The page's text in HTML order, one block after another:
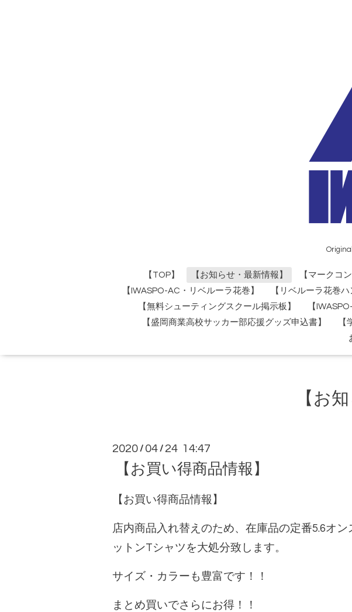
【TOP】 【お知らせ・最新情報】 【マークコ
【IWASPO-AC・リベルーラ花巻】
【リベルーラ花巻
【無料シューティングスクール掲示板】
【
【盛岡商業高校サッカー部応援グッズ申込書】
【
【お
2020 / 04 / 24 14:47
【お買い得商品情報】
【お買い得商品情報】
店内商品入れ替えのため、在庫品の定番5.6オン
ットンTシャツを大処分致します。
サイズ・カラーも豊富です！！
まとめ買いでさらにお得！！